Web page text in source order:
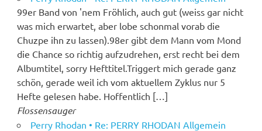
99er Band von 'nem Fröhlich, auch gut (weiss gar nicht
was mich erwartet, aber lobe schonmal vorab die
Chuzpe ihn zu lassen).98er gibt dem Mann vom Mond
die Chance so richtig aufzudrehen, erst recht bei dem
Albumtitel, sorry Hefttitel.Triggert mich gerade ganz
schön, gerade weil ich vom aktuellem Zyklus nur 5
Hefte gelesen habe. Hoffentlich […]
Flossensauger
Perry Rhodan • Re: PERRY RHODAN Allgemein